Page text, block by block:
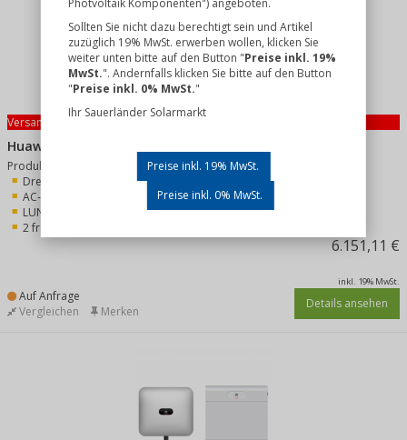
Versandkostenfrei
Huawei SUN2000-12K-MAP0 + Huawei LUNA2000-10-S1
Produkt-Merkmale:
Dreiphasiges DC-System
AC-Nennleistung: 12 kW
LUNA2000-10-S1 Speicher
2 freie MPP-Tracker
6.151,11 €
inkl. 19% MwSt.
Auf Anfrage Details ansehen
Vergleichen Merken
Sollten Sie nicht dazu berechtigt sein und Artikel
zuzüglich 19% MwSt. erwerben wollen, klicken Sie
weiter unten bitte auf den Button "Preise inkl. 19%
MwSt.". Andernfalls klicken Sie bitte auf den Button
"Preise inkl. 0% MwSt."
Ihr Sauerländer Solarmarkt
Preise inkl. 19% MwSt.
Preise inkl. 0% MwSt.